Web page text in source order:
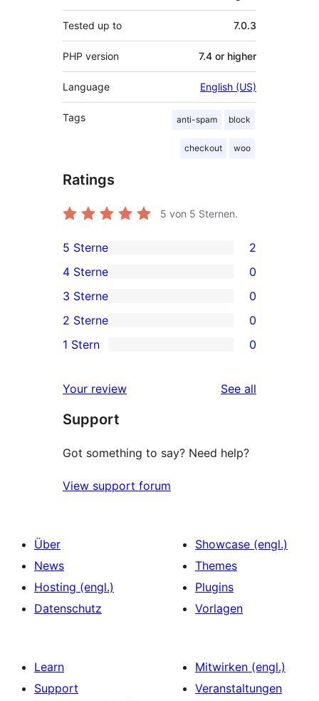
Tested up to 7.0.3
PHP version 7.4 or higher
Language English (US)
Tags anti-spam block
checkout woo
Ratings
5 von 5 Sternen.
2
5-
Sterne-
Rezensionen
5 Sterne 2
4-
Sterne-
Rezensionen
4 Sterne 0
0
3-
Sterne-
3 Sterne 0
2-
Rezensionen
2 Sterne 0
Sterne-
Rezensionen
1 Stern 0
Your review See all
Support
Got something to say? Need help?
View support forum
Über
News
Hosting (engl.)
Datenschutz
Showcase (engl.)
Themes
Plugins
Vorlagen
Learn
Support
Mitwirken (engl.)
Veranstaltungen